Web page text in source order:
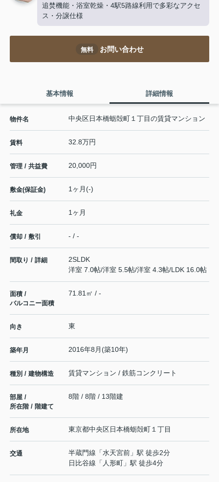
追焚機能・浴室乾燥・4駅5路線利用で多彩なアクセ
ス・分譲仕様
無料 お問い合わせ
基本情報 詳細情報
物件名 中央区日本橋蛎殻町１丁目の賃貸マンション
賃料 32.8万円
管理 / 共益費 20,000円
敷金(保証金) 1ヶ月(-)
礼金 1ヶ月
償却 / 敷引 - / -
間取り / 詳細
2SLDK
洋室 7.0帖/洋室 5.5帖/洋室 4.3帖/LDK 16.0帖
面積 /
バルコニー面積
71.81㎡ / -
向き 東
築年月 2016年8月(築10年)
種別 / 建物構造 賃貸マンション / 鉄筋コンクリート
部屋 /
所在階 / 階建て
8階 / 8階 / 13階建
所在地 東京都中央区日本橋蛎殻町１丁目
交通 半蔵門線 「水天宮前 」駅 徒歩2分
日比谷線 「 人形町 」駅 徒歩4分